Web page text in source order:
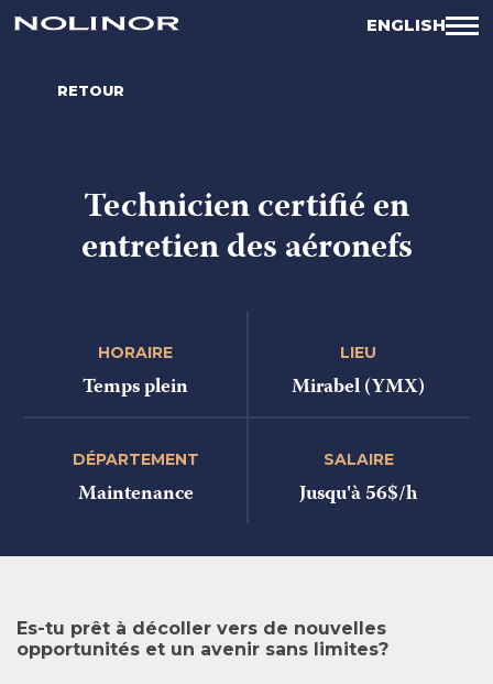
ENGLISH
RETOUR
Technicien certifié en
entretien des aéronefs
HORAIRE
Temps plein
LIEU
Mirabel (YMX)
DÉPARTEMENT
Maintenance
SALAIRE
Jusqu'à 56$/h
Es-tu prêt à décoller vers de nouvelles
opportunités et un avenir sans limites?